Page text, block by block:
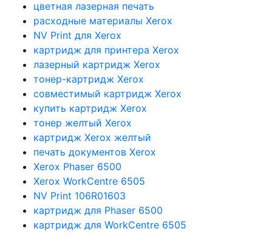
цветная лазерная печать
расходные материалы Xerox
NV Print для Xerox
картридж для принтера Xerox
лазерный картридж Xerox
тонер-картридж Xerox
совместимый картридж Xerox
купить картридж Xerox
тонер желтый Xerox
картридж Xerox желтый
печать документов Xerox
Xerox Phaser 6500
Xerox WorkCentre 6505
NV Print 106R01603
картридж для Phaser 6500
картридж для WorkCentre 6505